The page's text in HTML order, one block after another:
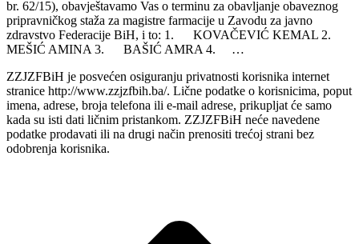
br. 62/15), obavještavamo Vas o terminu za obavljanje obaveznog
pripravničkog staža za magistre farmacije u Zavodu za javno
zdravstvo Federacije BiH, i to: 1. KOVAČEVIĆ KEMAL 2.
MEŠIĆ AMINA 3. BAŠIĆ AMRA 4. …
ZZJZFBiH je posvećen osiguranju privatnosti korisnika internet
stranice http://www.zzjzfbih.ba/. Lične podatke o korisnicima, poput
imena, adrese, broja telefona ili e-mail adrese, prikupljat će samo
kada su isti dati ličnim pristankom. ZZJZFBiH neće navedene
podatke prodavati ili na drugi način prenositi trećoj strani bez
odobrenja korisnika.